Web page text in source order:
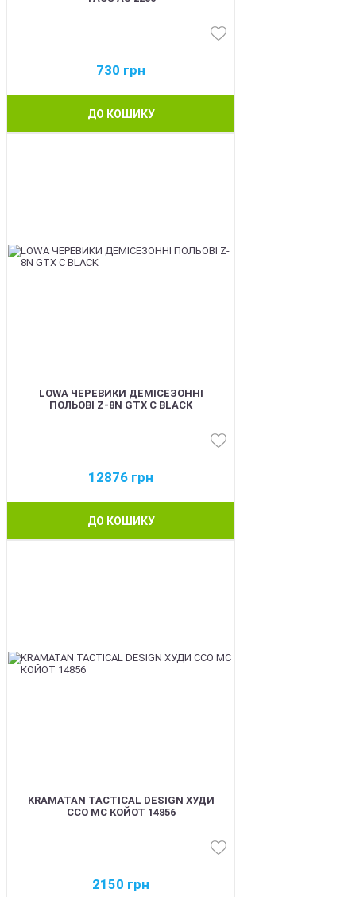
730 грн
ДО КОШИКУ
LOWA ЧЕРЕВИКИ ДЕМІСЕЗОННІ
ПОЛЬОВІ Z-8N GTX C BLACK
12876 грн
ДО КОШИКУ
KRAMATAN TACTICAL DESIGN ХУДИ
ССО МС КОЙОТ 14856
2150 грн